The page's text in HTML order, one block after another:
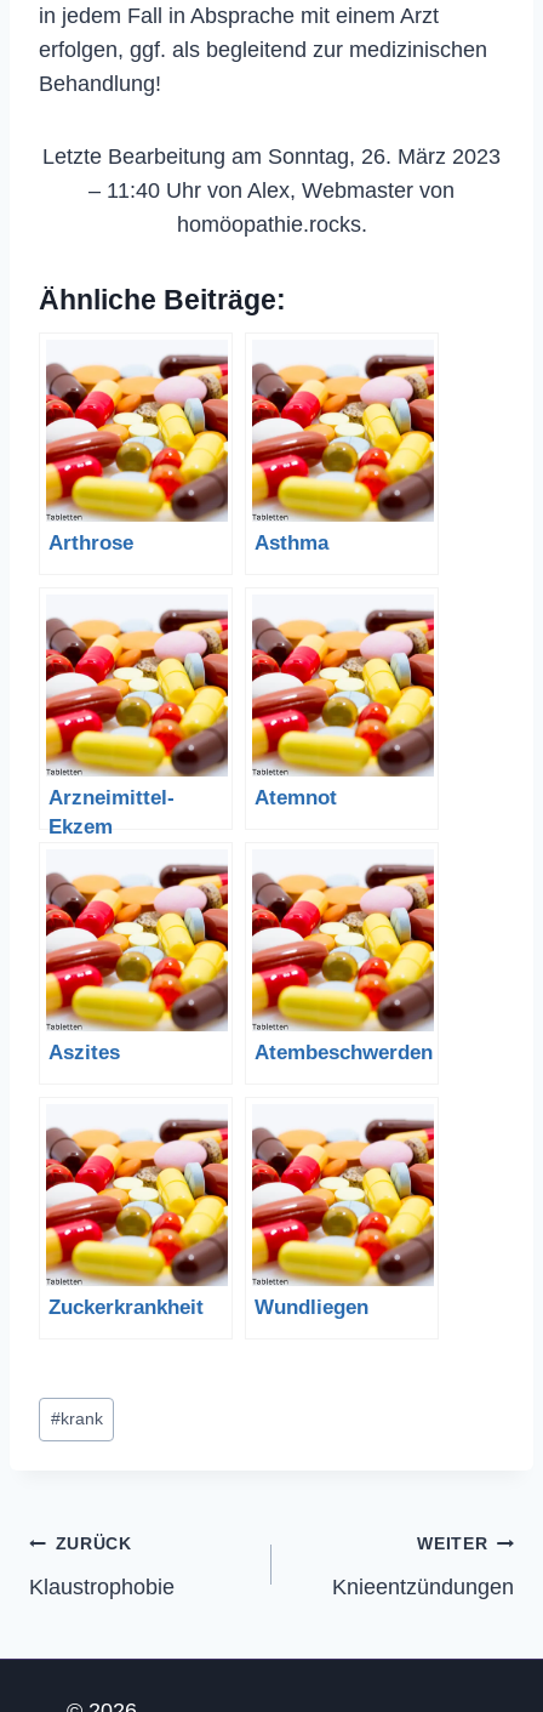
in jedem Fall in Absprache mit einem Arzt
erfolgen, ggf. als begleitend zur medizinischen
Behandlung!
Letzte Bearbeitung am Sonntag, 26. März 2023
– 11:40 Uhr von Alex, Webmaster von
homöopathie.rocks.
Ähnliche Beiträge:
Arthrose Asthma
Arzneimittel-
Ekzem
Atemnot
Aszites Atembeschwerden
Zuckerkrankheit Wundliegen
Schlagworte:
#krank
Beitragsnavigation
ZURÜCK
Klaustrophobie
WEITER
Knieentzündungen